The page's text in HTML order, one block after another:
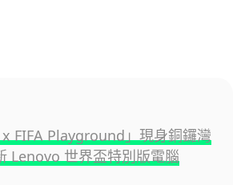
FIFA Playground」現身銅鑼灣
Lenovo 世界盃特別版電腦